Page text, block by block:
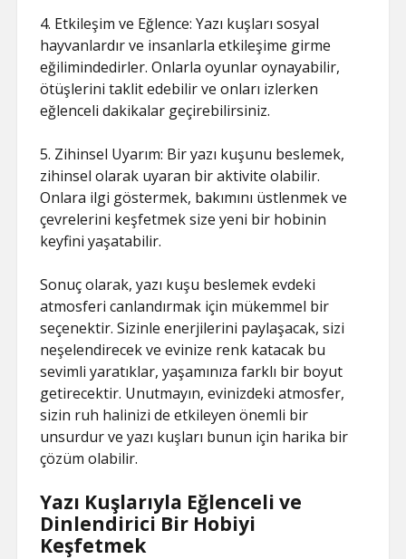
4. Etkileşim ve Eğlence: Yazı kuşları sosyal
hayvanlardır ve insanlarla etkileşime girme
eğilimindedirler. Onlarla oyunlar oynayabilir,
ötüşlerini taklit edebilir ve onları izlerken
eğlenceli dakikalar geçirebilirsiniz.
5. Zihinsel Uyarım: Bir yazı kuşunu beslemek,
zihinsel olarak uyaran bir aktivite olabilir.
Onlara ilgi göstermek, bakımını üstlenmek ve
çevrelerini keşfetmek size yeni bir hobinin
keyfini yaşatabilir.
Sonuç olarak, yazı kuşu beslemek evdeki
atmosferi canlandırmak için mükemmel bir
seçenektir. Sizinle enerjilerini paylaşacak, sizi
neşelendirecek ve evinize renk katacak bu
sevimli yaratıklar, yaşamınıza farklı bir boyut
getirecektir. Unutmayın, evinizdeki atmosfer,
sizin ruh halinizi de etkileyen önemli bir
unsurdur ve yazı kuşları bunun için harika bir
çözüm olabilir.
Yazı Kuşlarıyla Eğlenceli ve
Dinlendirici Bir Hobiyi
Keşfetmek